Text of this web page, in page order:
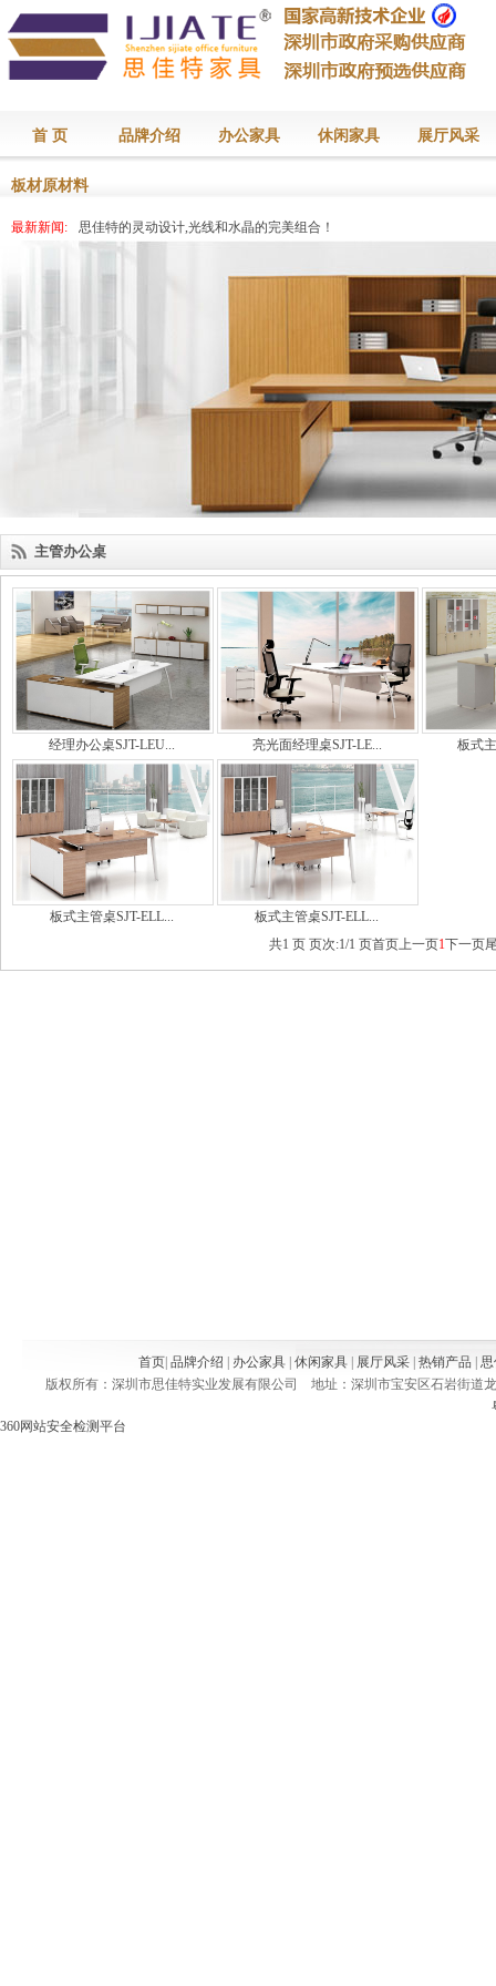
首 页 品牌介绍 办公家具 休闲家具 展厅风采
板材原材料
最新新闻:
思佳特的灵动设计,光线和水晶的完美组合！
思佳特的灵动设计,光线和水晶的完美组合！
主管办公桌
经理办公桌SJT-LEU... 亮光面经理桌SJT-LE... 板式
板式主管桌SJT-ELL...
板式主管桌SJT-ELL...
共1 页 页次:1/1 页首页上一页1下一页
首页| 品牌介绍 办公家具| 休闲家具| 展厅风采| 热销产品
思
版权所有：深圳市思佳特实业发展有限公司 地址：深圳市宝安区石岩街道
360网站安全检测平台